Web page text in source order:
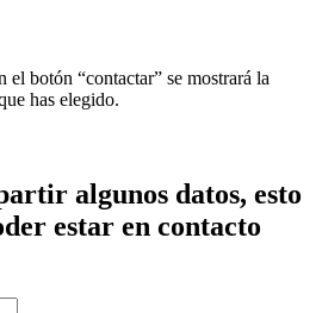
el botón “contactar” se mostrará la
has elegido.
algunos datos, esto
estar en contacto